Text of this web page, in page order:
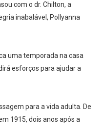
com o dr. Chilton, a
inabalável, Pollyanna
uma temporada na casa
esforços para ajudar a
para a vida adulta. De
1915, dois anos após a